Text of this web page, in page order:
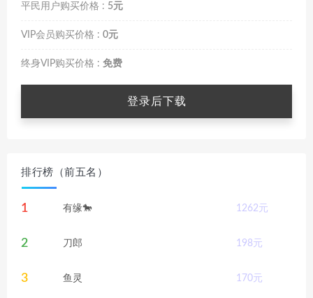
平民用户购买价格 : 5元
VIP会员购买价格 : 0元
终身VIP购买价格 : 免费
登录后下载
排行榜（前五名）
1 有缘🐎 1262元
2 刀郎 198元
3 鱼灵 170元